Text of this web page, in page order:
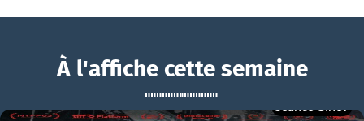
À l'affiche cette semaine